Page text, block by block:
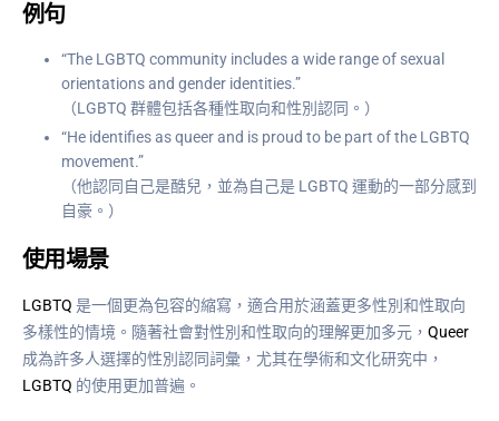
例句
“The LGBTQ community includes a wide range of sexual
orientations and gender identities.”
（LGBTQ 群體包括各種性取向和性別認同。）
“He identifies as queer and is proud to be part of the LGBTQ
movement.”
（他認同自己是酷兒，並為自己是 LGBTQ 運動的一部分感到
自豪。）
使用場景
LGBTQ 是一個更為包容的縮寫，適合用於涵蓋更多性別和性取向
多樣性的情境。隨著社會對性別和性取向的理解更加多元， Queer
成為許多人選擇的性別認同詞彙，尤其在學術和文化研究中，
LGBTQ 的使用更加普遍。